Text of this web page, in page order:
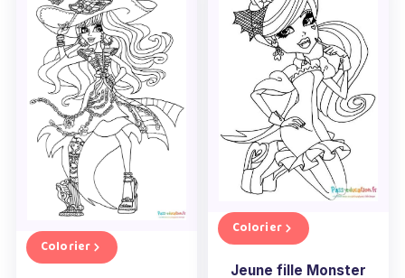
Colorier
Colorier
Jeune fille Monster